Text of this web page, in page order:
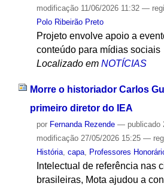
modificação11/06/2026 11:32 —
Polo Ribeirão Preto
Projeto envolve apoio a
conteúdo para mídias sociais
Localizado em NOTÍCIAS
Morre o historiador Carlos
primeiro diretor do IEA
por Fernanda Rezende — publicado
modificação27/05/2026 15:25 —
História, capa, Professores
Intelectual de referência nas
brasileiras, Mota ajudou a